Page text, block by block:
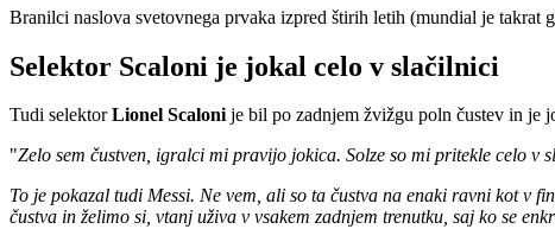
Branilci naslova svetovnega prvaka izpred štirih letih (mundial je takrat
Selektor Scaloni je jokal celo v slačilnici
Tudi selektorLionel Scaloni je bil po zadnjem žvižgu poln čustev in je
"Zelo sem čustven, igralci mi pravijo jokica. Solze so mi pritekle celo
To je pokazal tudi Messi. Ne vem, ali so ta čustva na enaki ravni kot v
čustva in želimo si, vtanj uživa v vsakem zadnjem trenutku, saj ko se